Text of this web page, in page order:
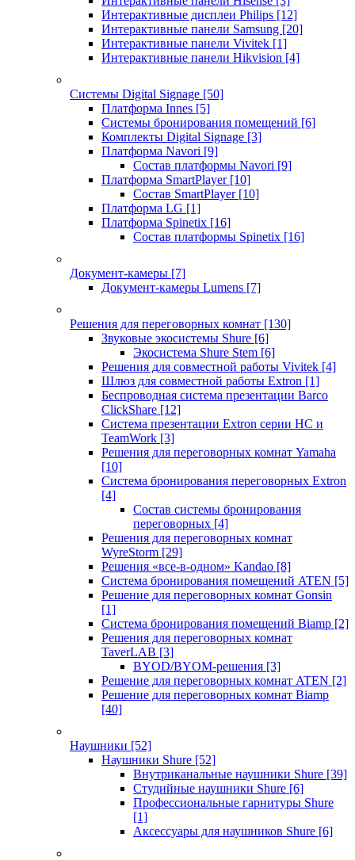
Интерактивные дисплеи Philips [12]
Интерактивные панели Samsung [20]
Интерактивные панели Vivitek [1]
Интерактивные панели Hikvision [4]
Системы Digital Signage [50]
Платформа Innes [5]
Системы бронирования помещений [6]
Комплекты Digital Signage [3]
Платформа Navori [9]
Состав платформы Navori [9]
Платформа SmartPlayer [10]
Состав SmartPlayer [10]
Платформа LG [1]
Платформа Spinetix [16]
Состав платформы Spinetix [16]
Документ-камеры [7]
Документ-камеры Lumens [7]
Решения для переговорных комнат [130]
Звуковые экосистемы Shure [6]
Экосистема Shure Stem [6]
Решения для совместной работы Vivitek [4]
Шлюз для совместной работы Extron [1]
Беспроводная система презентации Barco
ClickShare [12]
Система презентации Extron серии HC и
TeamWork [3]
Решения для переговорных комнат Yamaha
[10]
Система бронирования переговорных Extron
[4]
Состав системы бронирования
переговорных [4]
Решения для переговорных комнат
WyreStorm [29]
Решения «все-в-одном» Kandao [8]
Система бронирования помещений ATEN [5]
Решение для переговорных комнат Gonsin
[1]
Система бронирования помещений Biamp [2]
Решения для переговорных комнат
TaverLAB [3]
BYOD/BYOM-решения [3]
Решение для переговорных комнат ATEN [2]
Решение для переговорных комнат Biamp
[40]
Наушники [52]
Наушники Shure [52]
Внутриканальные наушники Shure [39]
Студийные наушники Shure [6]
Профессиональные гарнитуры Shure
[1]
Аксессуары для наушников Shure [6]